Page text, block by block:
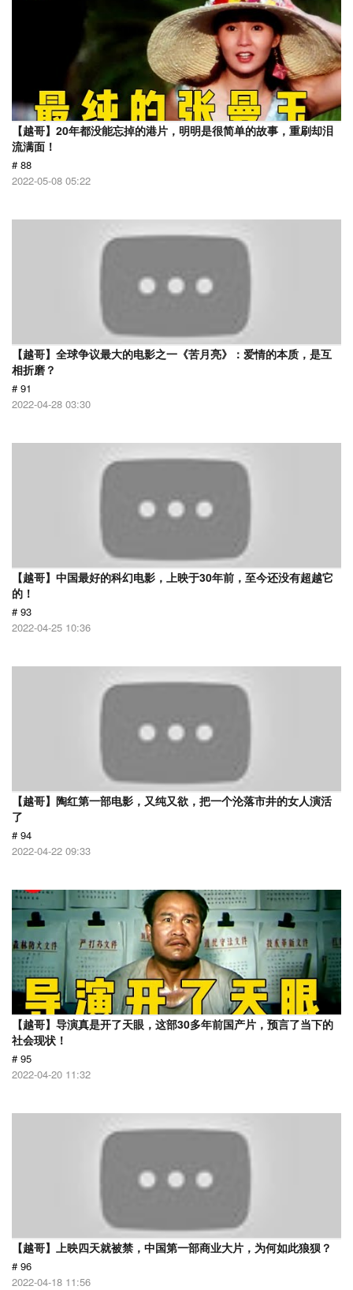
【越哥】20年都没能忘掉的港片，明明是很简单的故事，重刷却泪
流满面！
# 88
2022-05-08 05:22
【越哥】全球争议最大的电影之一《苦月亮》：爱情的本质，是互
相折磨？
# 91
2022-04-28 03:30
【越哥】中国最好的科幻电影，上映于30年前，至今还没有超越它
的！
# 93
2022-04-25 10:36
【越哥】陶红第一部电影，又纯又欲，把一个沦落市井的女人演活
了
# 94
2022-04-22 09:33
【越哥】导演真是开了天眼，这部30多年前国产片，预言了当下的
社会现状！
# 95
2022-04-20 11:32
【越哥】上映四天就被禁，中国第一部商业大片，为何如此狼狈？
# 96
2022-04-18 11:56